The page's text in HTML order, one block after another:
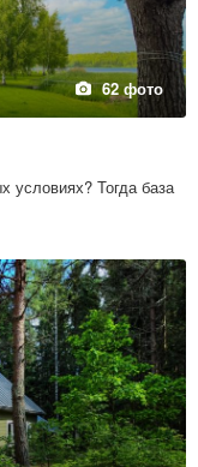
62 фото
условиях? Тогда база